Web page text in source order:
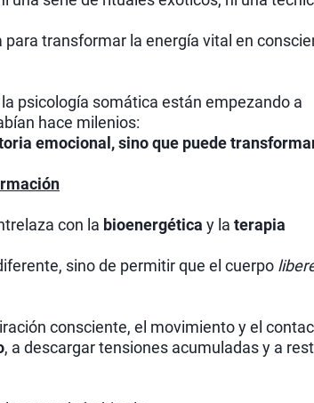
para transformar la energía vital en
psicología somática están empezando a
hace milenios:
emocional, sino que puede
con la bioenergética y la terapia
sino de permitir que el cuerpo
consciente, el movimiento y el
, a descargar tensiones acumuladas y a